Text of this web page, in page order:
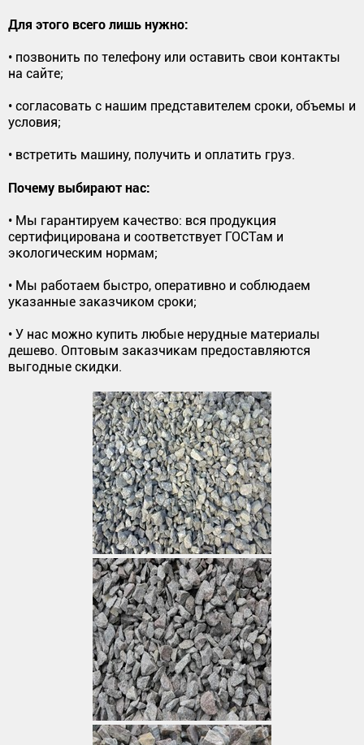
Для этого всего лишь нужно:
• позвонить по телефону или оставить свои контакты
на сайте;
• согласовать с нашим представителем сроки, объемы и
условия;
• встретить машину, получить и оплатить груз.
Почему выбирают нас:
• Мы гарантируем качество: вся продукция
сертифицирована и соответствует ГОСТам и
экологическим нормам;
• Мы работаем быстро, оперативно и соблюдаем
указанные заказчиком сроки;
• У нас можно купить любые нерудные материалы
дешево. Оптовым заказчикам предоставляются
выгодные скидки.